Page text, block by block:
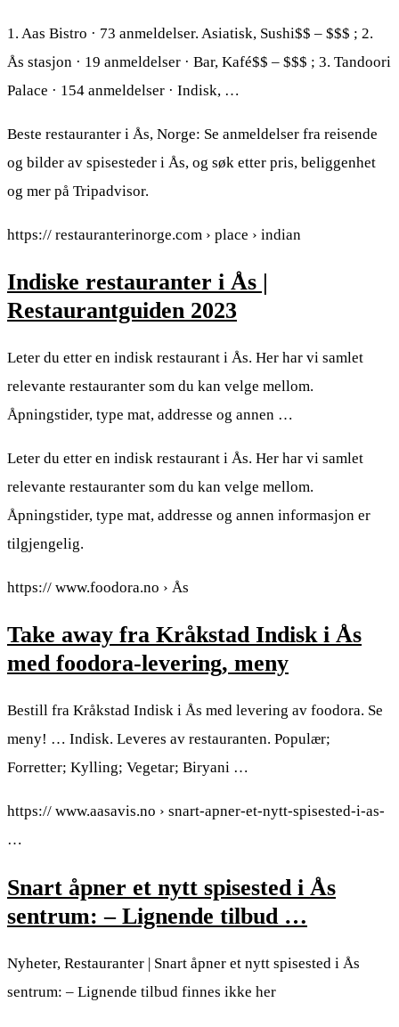
1. Aas Bistro · 73 anmeldelser. Asiatisk, Sushi$$ – $$$ ; 2.
Ås stasjon · 19 anmeldelser · Bar, Kafé$$ – $$$ ; 3. Tandoori
Palace · 154 anmeldelser · Indisk, …
Beste restauranter i Ås, Norge: Se anmeldelser fra reisende
og bilder av spisesteder i Ås, og søk etter pris, beliggenhet
og mer på Tripadvisor.
https:// restauranterinorge.com › place › indian
Indiske restauranter i Ås |
Restaurantguiden 2023
Leter du etter en indisk restaurant i Ås. Her har vi samlet
relevante restauranter som du kan velge mellom.
Åpningstider, type mat, addresse og annen …
Leter du etter en indisk restaurant i Ås. Her har vi samlet
relevante restauranter som du kan velge mellom.
Åpningstider, type mat, addresse og annen informasjon er
tilgjengelig.
https:// www.foodora.no › Ås
Take away fra Kråkstad Indisk i Ås
med foodora-levering, meny
Bestill fra Kråkstad Indisk i Ås med levering av foodora. Se
meny! … Indisk. Leveres av restauranten. Populær;
Forretter; Kylling; Vegetar; Biryani …
https:// www.aasavis.no › snart-apner-et-nytt-spisested-i-as-
…
Snart åpner et nytt spisested i Ås
sentrum: – Lignende tilbud …
Nyheter, Restauranter | Snart åpner et nytt spisested i Ås
sentrum: – Lignende tilbud finnes ikke her